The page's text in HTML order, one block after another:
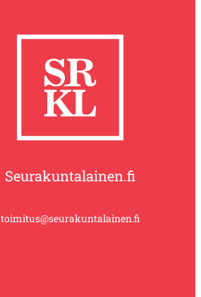
Seurakuntalainen.fi
toimitus@seurakuntalainen.fi